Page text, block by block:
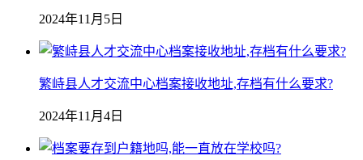
2024年11月5日
繁峙县人才交流中心档案接收地址,存档有什么要求?
2024年11月4日